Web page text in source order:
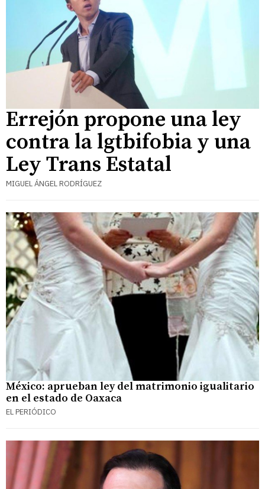
Errejón propone una ley
contra la lgtbifobia y una
Ley Trans Estatal
MIGUEL ÁNGEL RODRÍGUEZ
México: aprueban ley del matrimonio igualitario
en el estado de Oaxaca
EL PERIÓDICO